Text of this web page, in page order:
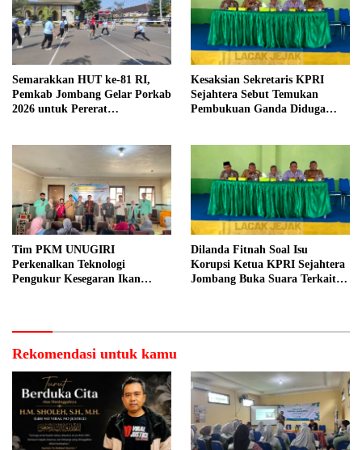
Semarakkan HUT ke-81 RI,
Pemkab Jombang Gelar Porkab
2026 untuk Pererat
Kesaksian Sekretaris KPRI
Sejahtera Sebut Temukan
Pembukuan Ganda Diduga
Tim PKM UNUGIRI
Perkenalkan Teknologi
Pengukur Kesegaran Ikan
Dilanda Fitnah Soal Isu
Korupsi Ketua KPRI Sejahtera
Jombang Buka Suara Terkait
Rekomendasi untuk kamu